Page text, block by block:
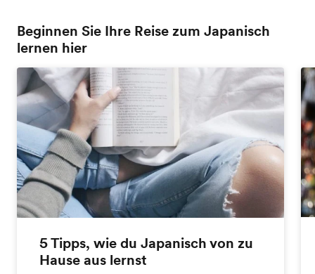
Beginnen Sie Ihre Reise zum Japanisch
lernen hier
5 Tipps, wie du Japanisch von zu
Hause aus lernst